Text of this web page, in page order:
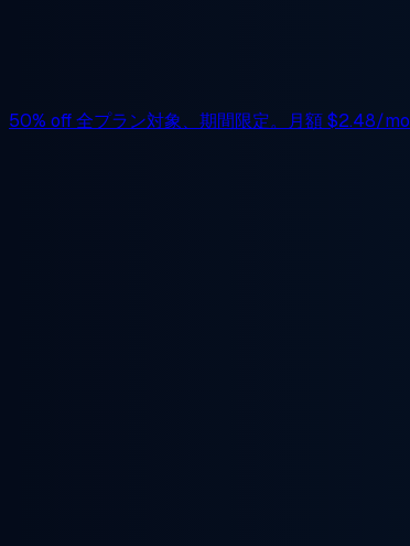
50% off全プラン対象、期間限定。月額$2.48/mo